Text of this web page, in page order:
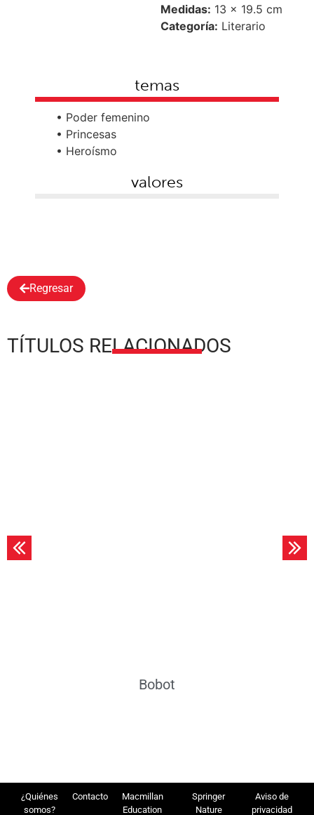
Medidas: 13 × 19.5 cm
Categoría: Literario
temas
valores
• Poder femenino
• Princesas
• Heroísmo
Regresar
TÍTULOS RELACIONADOS
Bobot
¿Quiénes
somos?
Contacto
Macmillan
Education
Springer
Nature
Aviso de
privacidad